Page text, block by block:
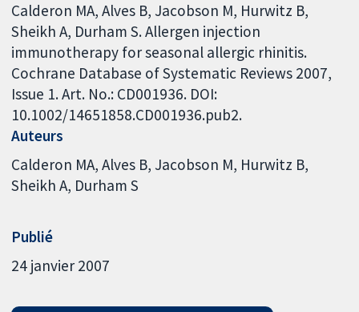
Calderon MA, Alves B, Jacobson M, Hurwitz B,
Sheikh A, Durham S. Allergen injection
immunotherapy for seasonal allergic rhinitis.
Cochrane Database of Systematic Reviews 2007,
Issue 1. Art. No.: CD001936. DOI:
10.1002/14651858.CD001936.pub2.
Auteurs
Calderon MA Alves B Jacobson M Hurwitz B
Sheikh A Durham S
Publié
24 janvier 2007